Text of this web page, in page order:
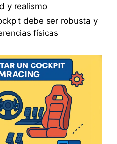
y realismo
debe ser robusta y
físicas